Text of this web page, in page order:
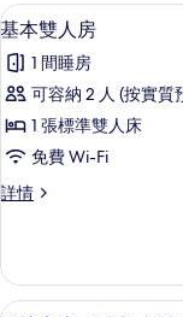
載
入
所
有
基
本
雙
房
的
6
基本雙人房
1 間睡房
可容納 2 人 (按實質
1 張標準雙人床
免費 Wi-Fi
詳情
基
房
詳